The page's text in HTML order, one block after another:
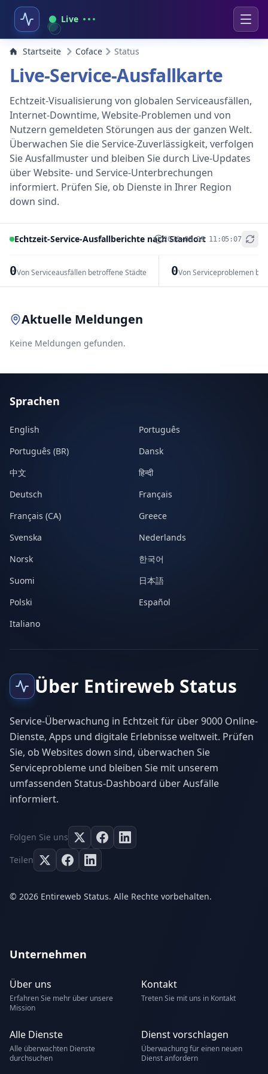
Live
Startseite Coface Status
Live-Service-Ausfallkarte
Echtzeit-Visualisierung von globalen Serviceausfällen,
Internet-Downtime, Website-Problemen und von
Nutzern gemeldeten Störungen aus der ganzen Welt.
Überwachen Sie die Service-Zuverlässigkeit, verfolgen
Sie Ausfallmuster und bleiben Sie durch Live-Updates
über Website- und Service-Unterbrechungen
informiert. Prüfen Sie, ob Dienste in Ihrer Region
down sind.
Echtzeit-Service-Ausfallberichte nach Standort
2026-08-09 11:05:07
0Von Serviceausfällen betroffene Städte 0Von Serviceproblemen
+
Aktuelle Meldungen
Keine Meldungen gefunden.
Sprachen
English
Português
Português (BR)
Dansk
中文
हिन्दी
Deutsch
Français
Français (CA)
Greece
Svenska
Nederlands
Norsk
한국어
Suomi
日本語
Polski
Español
Italiano
Über Entireweb Status
Service-Überwachung in Echtzeit für über 9000 Online-
Dienste, Apps und digitale Erlebnisse weltweit. Prüfen
Sie, ob Websites down sind, überwachen Sie
Serviceprobleme und bleiben Sie mit unserem
umfassenden Status-Dashboard über Ausfälle
informiert.
Folgen Sie uns
Teilen
© 2026 Entireweb Status. Alle Rechte vorbehalten.
Unternehmen
Über uns
Erfahren Sie mehr über unsere
Mission
Kontakt
Treten Sie mit uns in Kontakt
Alle Dienste
Alle überwachten Dienste
durchsuchen
Dienst vorschlagen
Überwachung für einen neuen
Dienst anfordern